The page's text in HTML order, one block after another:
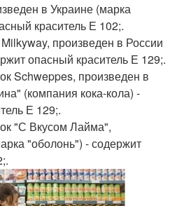
в Украине (марка
краситель Е 102;.
произведен в России
опасный краситель Е 129;.
Schweppes, произведен в
(компания кока-кола) -
Е 129;.
"С Вкусом Лайма",
"оболонь") - содержит